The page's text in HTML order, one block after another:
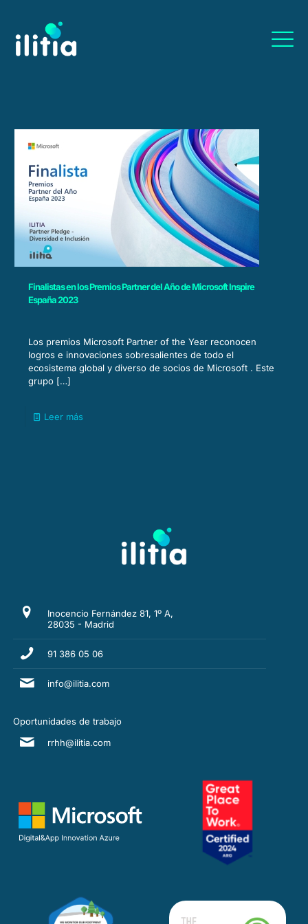
Finalistas en los Premios Partner del Año de Microsoft Inspire
España 2023
Los premios Microsoft Partner of the Year reconocen
logros e innovaciones sobresalientes de todo el
ecosistema global y diverso de socios de Microsoft . Este
grupo[…]
Leer más
Inocencio Fernández 81, 1º A,
28035 - Madrid
91 386 05 06
info@ilitia.com
Oportunidades de trabajo
rrhh@ilitia.com